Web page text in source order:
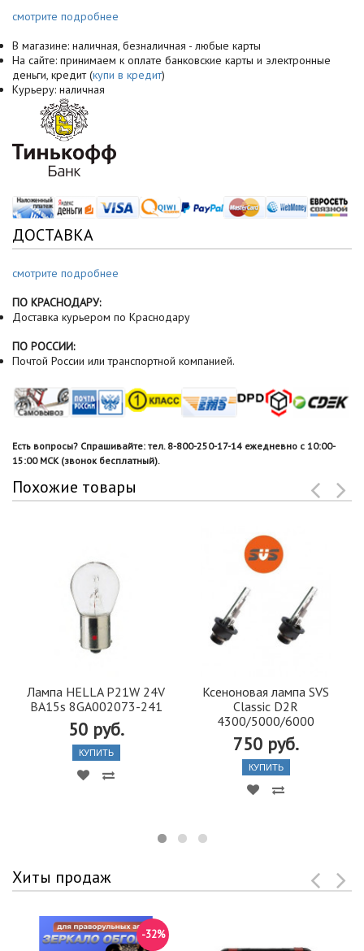
смотрите подробнее
В магазине: наличная, безналичная - любые карты
На сайте: принимаем к оплате банковские карты и электронные
деньги, кредит (купи в кредит)
Курьеру: наличная
ДОСТАВКА
смотрите подробнее
ПО КРАСНОДАРУ:
Доставка курьером по Краснодару
ПО РОССИИ:
Почтой России или транспортной компанией.
Есть вопросы? Спрашивайте: тел. 8-800-250-17-14 ежедневно с 10:00-
15:00 МСК (звонок бесплатный).
Похожие товары
Лампа HELLA P21W 24V
BA15s 8GA002073-241
50 руб.
КУПИТЬ
Ксеноновая лампа SVS
Classic D2R
4300/5000/6000
750 руб.
КУПИТЬ
Хиты продаж
-32%